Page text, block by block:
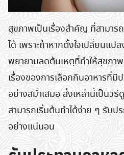
สุขภาพเป็นเรื่องสำคัญ ที่สามา
ได้ เพราะถ้าหากตั้งใจเปลี่ยนแป
พยายามลดต้นเหตุที่ทำให้สุขภาพ
เรื่องของการเลือกกินอาหารที่มี
อย่างสม่ำเสมอ สิ่งเหล่านี้เป็นวิ
สามารถเริ่มต้นทำได้ง่าย ๆ รับป
อย่างแน่นอน